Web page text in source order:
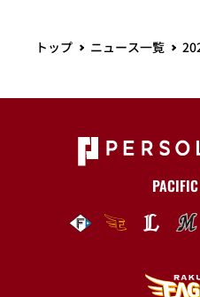
トップ ニュース一覧